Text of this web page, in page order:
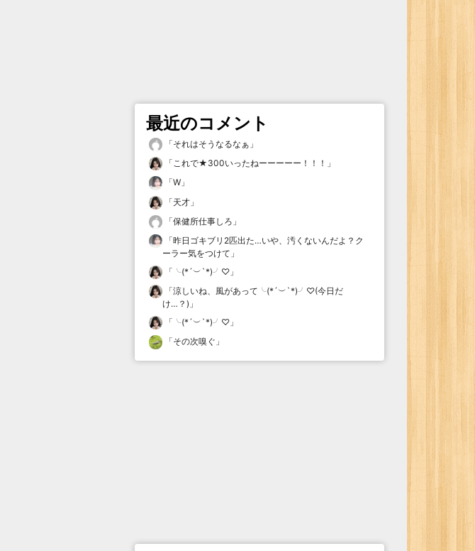
最近のコメント
「それはそうなるなぁ 」
「これで★300いったねーーーーー！！！ 」
「W 」
「天才 」
「保健所仕事しろ 」
「昨日ゴキブリ2匹出た…いや、汚くないんだよ？ク
ーラー気をつけて 」
「 ╰(*´︶`*)╯♡ 」
「涼しいね、風があって╰(*´︶`*)╯♡(今日だ
け…？) 」
「 ╰(*´︶`*)╯♡ 」
「その次嗅ぐ 」